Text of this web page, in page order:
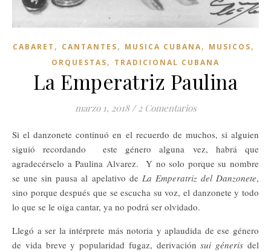
CABARET , CANTANTES, MUSICA CUBANA, MUSICOS,
ORQUESTAS, TRADICIONAL CUBANA
La Emperatriz Paulina
marzo 1, 2018 / 2 Comentarios
Si el danzonete continuó en el recuerdo de muchos, si alguien
siguió recordando este género alguna vez, habrá que
agradecérselo a Paulina Alvarez. Y no solo porque su nombre
se une sin pausa al apelativo de La Emperatriz del Danzonete,
sino porque después que se escucha su voz, el danzonete y todo
lo que se le oiga cantar, ya no podrá ser olvidado.
Llegó a ser la intérprete más notoria y aplaudida de ese género
de vida breve y popularidad fugaz, derivaciónsui géneris del